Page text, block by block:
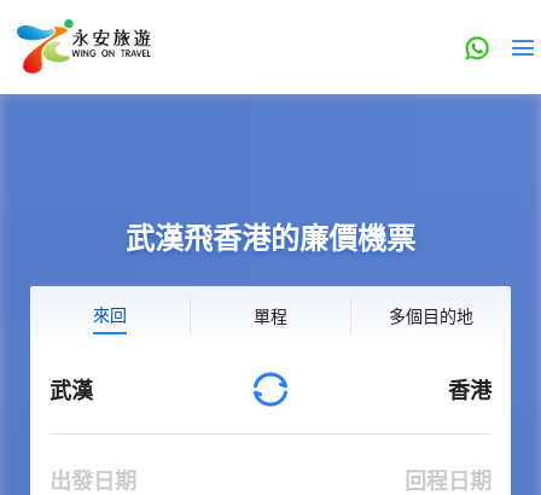
武漢飛香港的廉價機票
來回 單程 多個目的地
武漢 香港
出發日期 回程日期